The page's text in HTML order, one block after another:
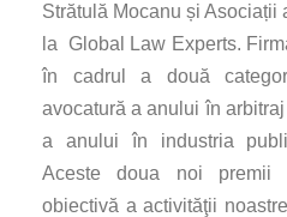
Strătulă Mocanu și Asociații
la Global Law Experts.
în cadrul a două
avocatură a anului în
a anului în industria
Aceste doua noi premii
obiectivă a activităţii